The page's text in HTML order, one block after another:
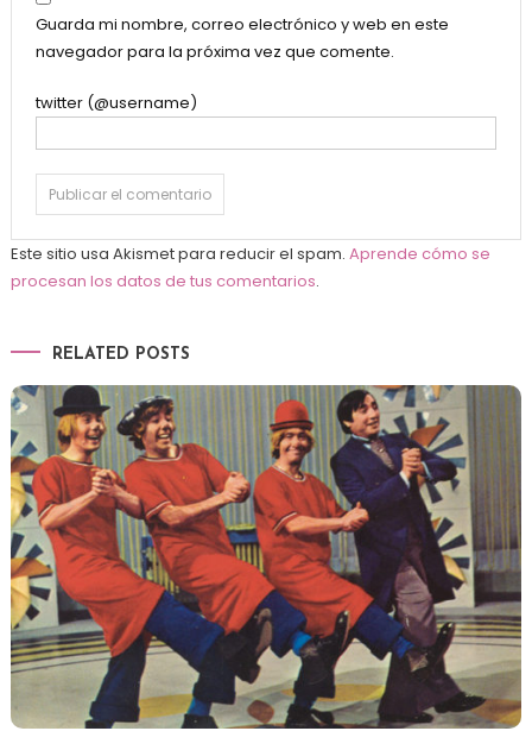
Guarda mi nombre, correo electrónico y web en este
navegador para la próxima vez que comente.
twitter (@username)
Este sitio usa Akismet para reducir el spam. Aprende cómo se
procesan los datos de tus comentarios.
RELATED POSTS